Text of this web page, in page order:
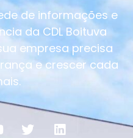
de informações e
da CDL Boituva
empresa precisa
e crescer cada